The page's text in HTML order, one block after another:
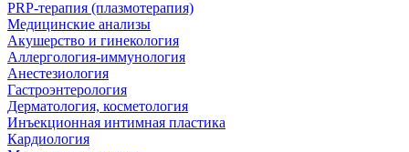
PRP-терапия (плазмотерапия)
Медицинские анализы
Акушерство и гинекология
Аллергология-иммунология
Анестезиология
Гастроэнтерология
Дерматология, косметология
Инъекционная интимная пластика
Кардиология